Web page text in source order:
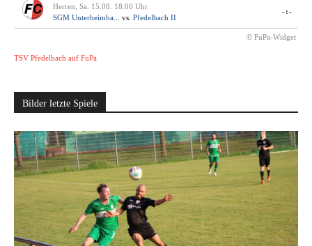
Herren, Sa. 15.08. 18:00 Uhr
SGM Unterheimba...
vs. Pfedelbach II
-:-
© FuPa-Widget
TSV Pfedelbach auf FuPa
Bilder letzte Spiele